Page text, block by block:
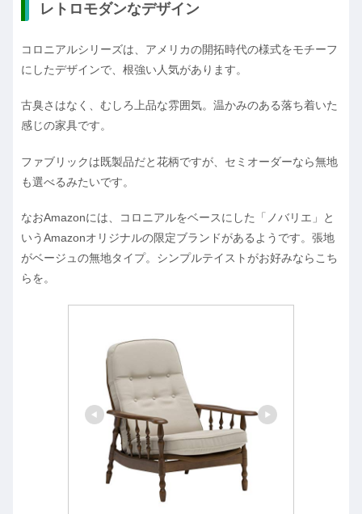
レトロモダンなデザイン
コロニアルシリーズは、アメリカの開拓時代の様式をモチーフ
にしたデザインで、根強い人気があります。
古臭さはなく、むしろ上品な雰囲気。温かみのある落ち着いた
感じの家具です。
ファブリックは既製品だと花柄ですが、セミオーダーなら無地
も選べるみたいです。
なおAmazonには、コロニアルをベースにした「ノバリエ」と
いうAmazonオリジナルの限定ブランドがあるようです。張地
がベージュの無地タイプ。シンプルテイストがお好みならこち
らを。